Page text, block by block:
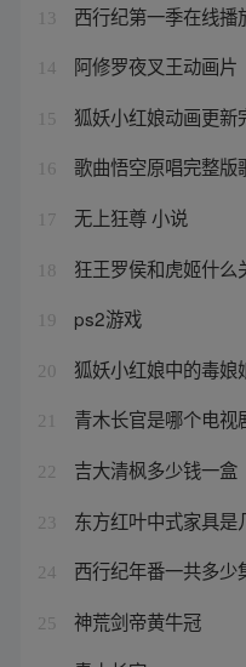
13 西行纪第一季在线播
14 阿修罗夜叉王动画片
15 狐妖小红娘动画更新
16 歌曲悟空原唱完整版
17 无上狂尊 小说
18 狂王罗侯和虎姬什么
19 ps2游戏
20 狐妖小红娘中的毒娘
21 青木长官是哪个电视
22 吉大清枫多少钱一盒
23 东方红叶中式家具是
24 西行纪年番一共多少
25 神荒剑帝黄牛冠